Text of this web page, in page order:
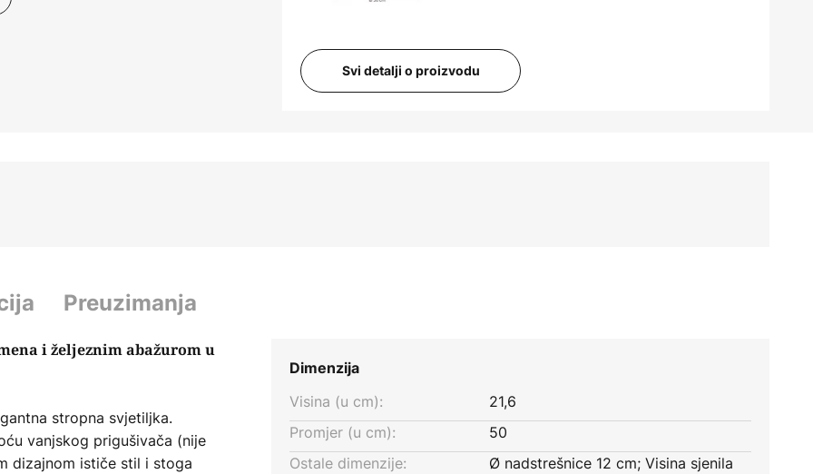
Svi detalji o proizvodu
Preuzimanja
i željeznim abažurom u
stropna svjetiljka.
vanjskog prigušivača (nije
dizajnom ističe stil i stoga
Dimenzija
Visina (u cm):
21,6
Promjer (u cm):
50
Ostale dimenzije:
Ø nadstrešnice 12 cm; Visina sjenila